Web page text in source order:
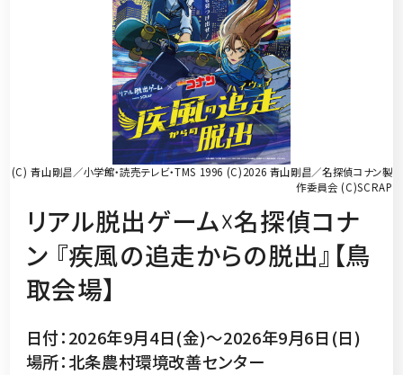
(C) 青山剛昌／小学館・読売テレビ・TMS 1996 (C)2026 青山剛昌／名探偵コナン製
作委員会 (C)SCRAP
リアル脱出ゲーム☓名探偵コナ
ン 『疾風の追走からの脱出』【鳥
取会場】
日付：2026年9月4日(金)～2026年9月6日(日)
場所：北条農村環境改善センター